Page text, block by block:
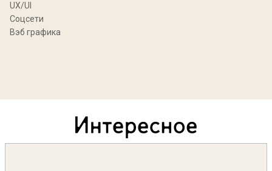
UX/UI
Соцсети
Вэб графика